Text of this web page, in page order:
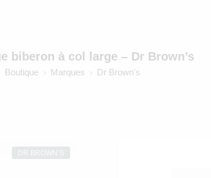
biberon à col large – Dr Brown’s
Boutique Marques Dr Brown's
DR BROWN’S